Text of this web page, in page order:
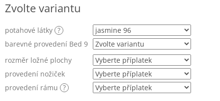
cena:
Zvolte variantu
potahové látky ?
barevné provedení Bed 9
rozměr ložné plochy
provedení nožiček
provedení rámu ?